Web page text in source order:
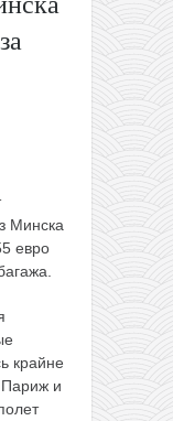
Минска
евро
крайне
и
от 126€
туда-
обратно
(в
июне)
аэропорт
Oslo
Rygge (с